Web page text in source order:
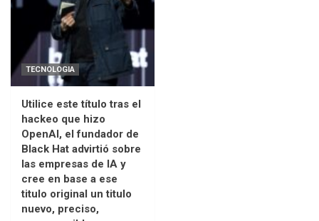
TECNOLOGIA
Utilice este título tras el
hackeo que hizo
OpenAI, el fundador de
Black Hat advirtió sobre
las empresas de IA y
cree en base a ese
titulo original un titulo
nuevo, preciso,